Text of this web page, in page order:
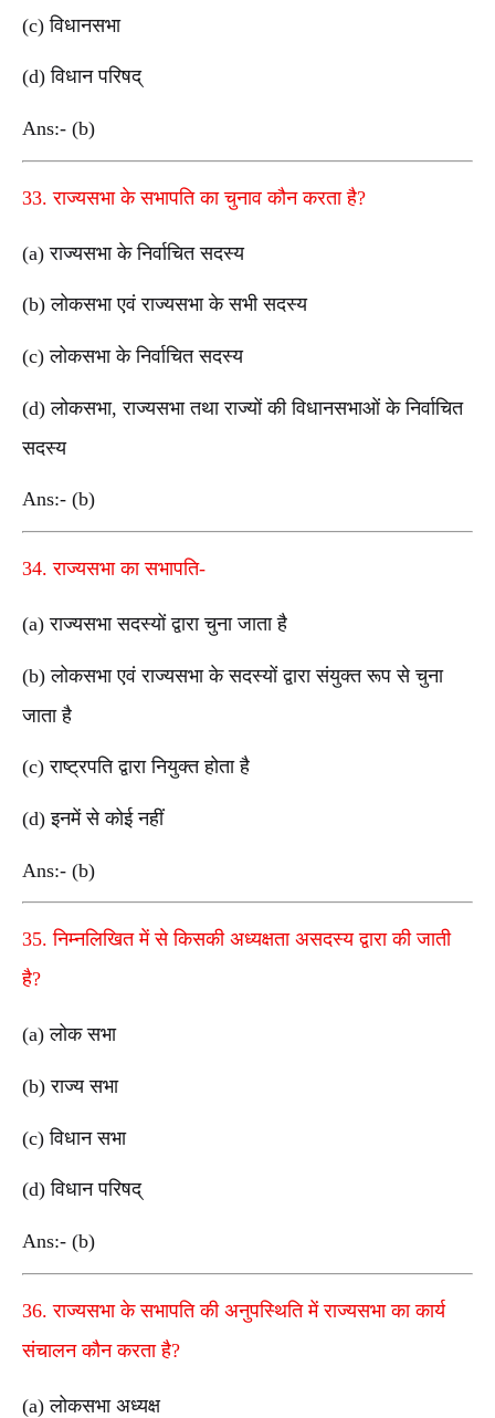
(c) विधानसभा
(d) विधान परिषद्
Ans:- (b)
33. राज्यसभा के सभापति का चुनाव कौन करता है?
(a) राज्यसभा के निर्वाचित सदस्य
(b) लोकसभा एवं राज्यसभा के सभी सदस्य
(c) लोकसभा के निर्वाचित सदस्य
(d) लोकसभा, राज्यसभा तथा राज्यों की विधानसभाओं के निर्वाचित
सदस्य
Ans:- (b)
34. राज्यसभा का सभापति-
(a) राज्यसभा सदस्यों द्वारा चुना जाता है
(b) लोकसभा एवं राज्यसभा के सदस्यों द्वारा संयुक्त रूप से चुना
जाता है
(c) राष्ट्रपति द्वारा नियुक्त होता है
(d) इनमें से कोई नहीं
Ans:- (b)
35. निम्नलिखित में से किसकी अध्यक्षता असदस्य द्वारा की जाती
है?
(a) लोक सभा
(b) राज्य सभा
(c) विधान सभा
(d) विधान परिषद्
Ans:- (b)
36. राज्यसभा के सभापति की अनुपस्थिति में राज्यसभा का कार्य
संचालन कौन करता है?
(a) लोकसभा अध्यक्ष